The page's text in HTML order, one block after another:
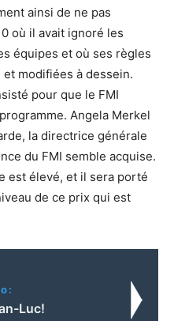
ainsi de ne pas
où il avait ignoré les
équipes et où ses règles
modifiées à dessein.
pour que le FMI
Angela Merkel
la directrice générale
du FMI semble acquise.
est élevé, et il sera porté
de ce prix qui est
Luc!